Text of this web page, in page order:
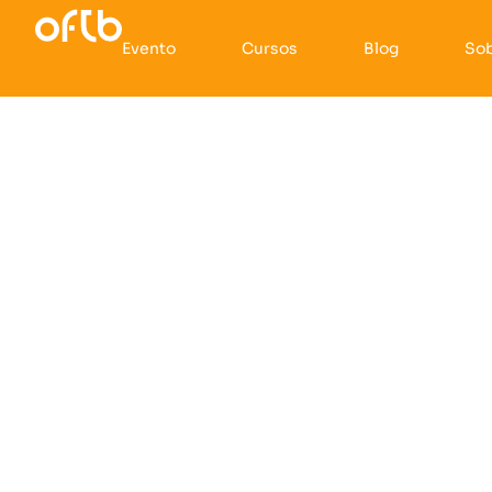
Evento Cursos Blog